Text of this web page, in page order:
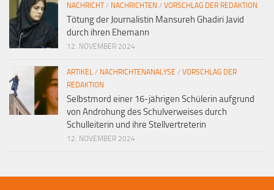
NACHRICHT/ NACHRICHTEN / VORSCHLAG DER REDAKTION
Tötung der Journalistin Mansureh Ghadiri Javid
durch ihren Ehemann
12. NOVEMBER 2024
ARTIKEL / NACHRICHTENANALYSE / VORSCHLAG DER
REDAKTION
Selbstmord einer 16-jährigen Schülerin aufgrund
von Androhung des Schulverweises durch
Schulleiterin und ihre Stellvertreterin
12. NOVEMBER 2024